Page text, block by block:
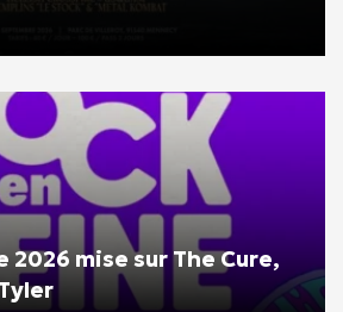
2026 mise sur The Cure,